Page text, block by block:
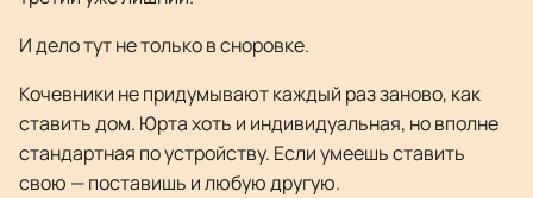
И дело тут не только в сноровке.
Кочевники не придумывают каждый раз заново, как
ставить дом. Юрта хоть и индивидуальная, но вполне
стандартная по устройству. Если умеешь ставить
свою — поставишь и любую другую.